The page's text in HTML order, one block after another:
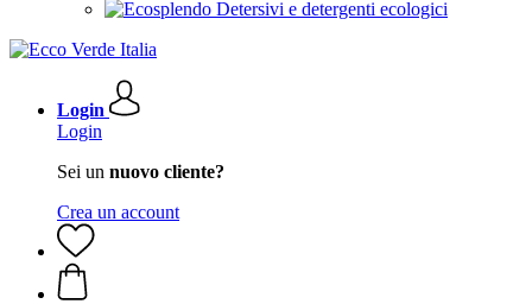
Detersivi e detergenti ecologici
Login
Login
Sei un nuovo cliente?
Crea un account